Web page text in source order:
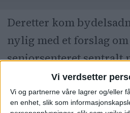
Vi verdsetter
Vi og partnerne våre lagrer og/eller
en enhet, slik som
Deretter kom
nylig med et forslag om
seniorsenteret sentralt
heller flytte dette til
Dette begrunnet